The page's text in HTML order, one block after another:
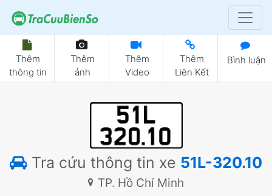
Thêm
thông tin
Thêm
ảnh
Thêm
Video
Thêm
Liên Kết
Bình luận
Tra cứu thông tin xe 51L-320.10
TP. Hồ Chí Minh